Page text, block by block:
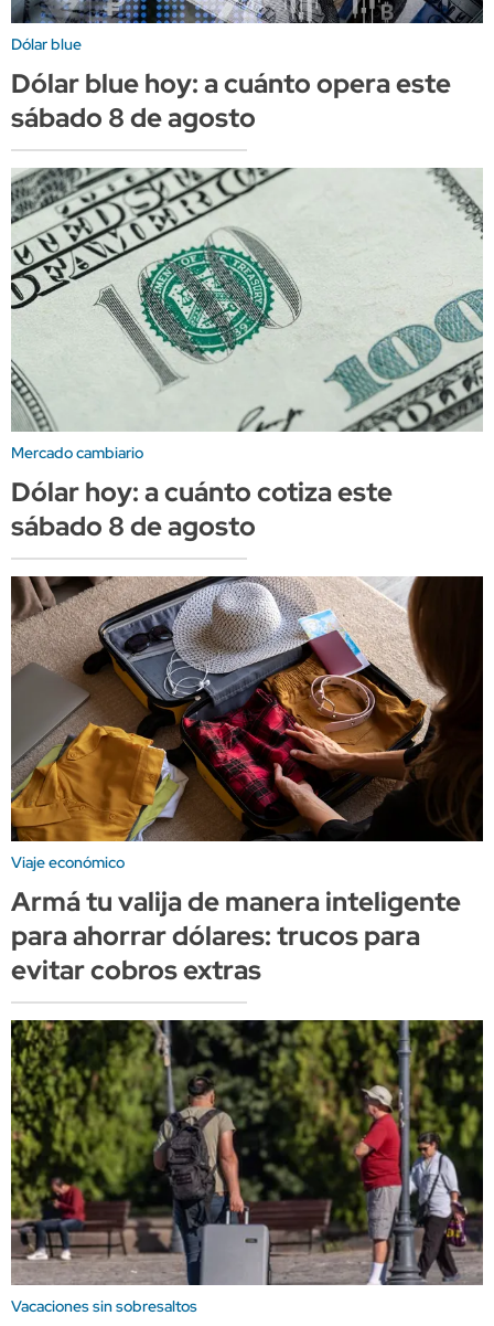
Dólar blue
Dólar blue hoy: a cuánto opera este
sábado 8 de agosto
Mercado cambiario
Dólar hoy: a cuánto cotiza este
sábado 8 de agosto
Viaje económico
Armá tu valija de manera inteligente
para ahorrar dólares: trucos para
evitar cobros extras
Vacaciones sin sobresaltos